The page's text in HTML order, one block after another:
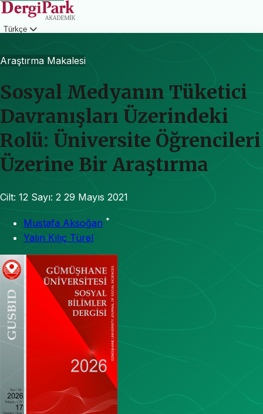
Türkçe
Araştırma Makalesi
Sosyal Medyanın Tüketici
Davranışları Üzerindeki
Rolü: Üniversite Öğrencileri
Üzerine Bir Araştırma
Cilt: 12 Sayı: 2 29 Mayıs 2021
Mustafa Aksoğan *
Yalın Kılıç Türel